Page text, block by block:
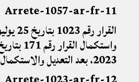
11-Arrete-1057-ar-fr
2023،بعد التعديل والاستكمال